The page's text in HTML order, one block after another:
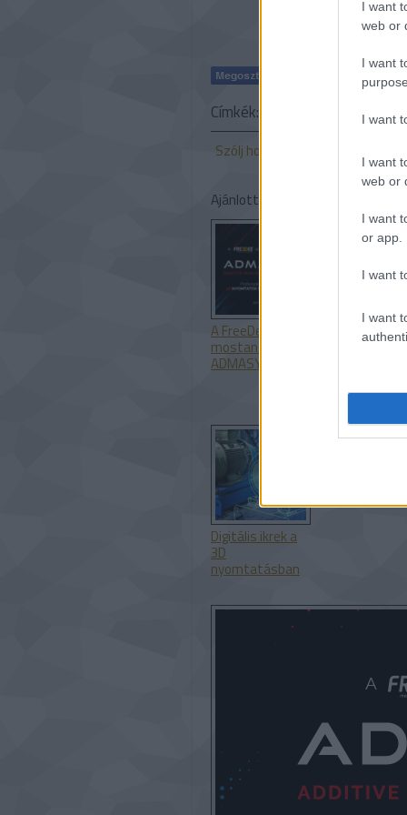
I want
web or
I want
I want
I want
web or
I want
or app.
I want
I want
Címkék:
Szólj hozzá!
Ajánlott bejegyzések:
A FreeDee
mostantól
ADMASYS HU
Ellenáll-e a
nyomtatott
extrém
Digitális ikrek a
3D
nyomtatásban